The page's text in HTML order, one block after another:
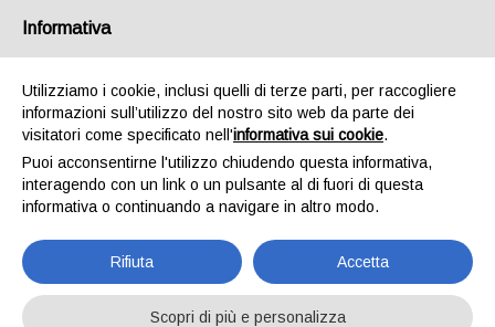
Home Interni Interno completo
Interni/Tappezzeria +
Interno porte Lancia y – 2017
L'azienda Resta Chiusa Dal 5.08 Al 31.08 Qualsiasi
Ordine Verrà Accettato Ma La Spedizione Ripartirà Dal 1
Informativa
Utilizziamo i cookie, inclusi quelli di terze parti, per raccogliere
informazioni sull’utilizzo del nostro sito web da parte dei
visitatori come specificato nell'informativa sui cookie.
Puoi acconsentirne l'utilizzo chiudendo questa informativa,
interagendo con un link o un pulsante al di fuori di questa
informativa o continuando a navigare in altro modo.
Rifiuta Accetta
Scopri di più e personalizza